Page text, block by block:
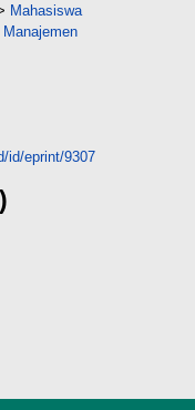
Mahasiswa
id/eprint/9307